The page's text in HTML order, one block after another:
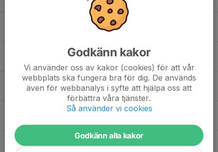
Fanny Henningsson
Hjalmar Svenfelt
Hjalmar von Essen
Joel Evanisto
Godkänn kakor
Vi använder oss av kakor (cookies) för att vår
webbplats ska fungera bra för dig. De används
även för webbanalys i syfte att hjälpa oss att
förbättra våra tjänster.
Så använder vi cookies
Godkänn alla kakor